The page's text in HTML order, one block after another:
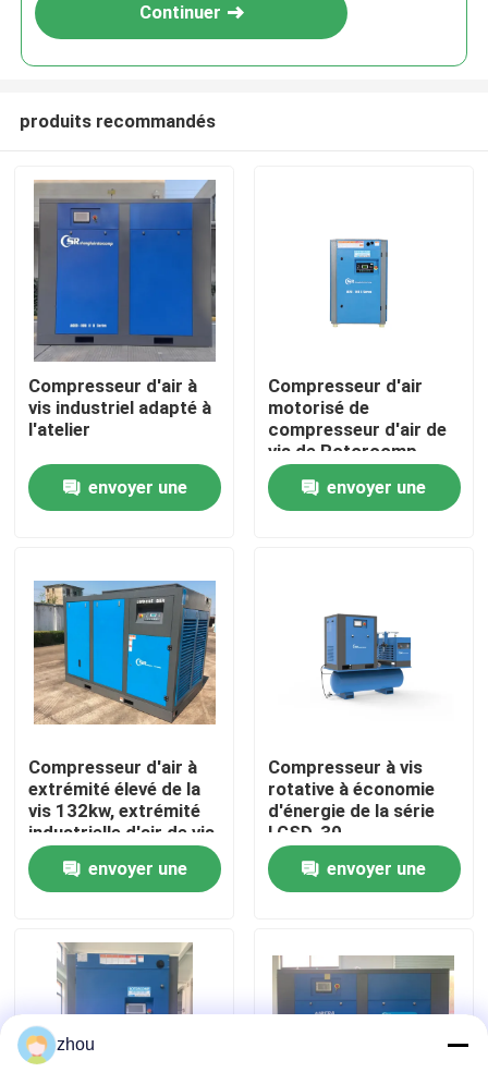
Maison
Produits
Vidéos
Au sujet de nous
Visite d'usine
Contrôle de qualité
Contactez-nous
Cas
Demandez une citation
Continuer
produits recommandés
Compresseur d'air à
vis industriel adapté à
l'atelier
envoyer une
Compresseur d'air
motorisé de
compresseur d'air de
vis de Rotorcomp
pour l'huile lubrifiée
envoyer une
Compresseur d'air à
extrémité élevé de la
vis 132kw, extrémité
industrielle d'air de vis
de Rotorcomp
envoyer une
Compresseur à vis
rotative à économie
d'énergie de la série
LGSD-30
envoyer une
zhou